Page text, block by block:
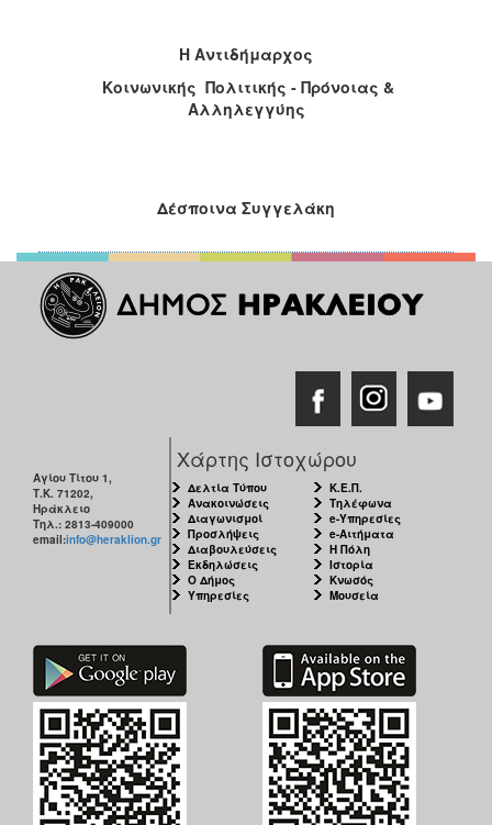
Η Αντιδήμαρχος
Κοινωνικής Πολιτικής - Πρόνοιας &
Αλληλεγγύης
Δέσποινα Συγγελάκη
Αγίου Τίτου 1,
Τ.Κ. 71202,
Ηράκλειο
Τηλ.: 2813-409000
email:info@heraklion.gr
Χάρτης Ιστοχώρου
Δελτία Τύπου
Ανακοινώσεις
Διαγωνισμοί
Προσλήψεις
Διαβουλεύσεις
Εκδηλώσεις
Ο Δήμος
Υπηρεσίες
Κ.Ε.Π.
Τηλέφωνα
e-Υπηρεσίες
e-Αιτήματα
Η Πόλη
Ιστορία
Κνωσός
Μουσεία